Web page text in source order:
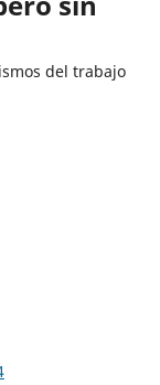
del trabajo